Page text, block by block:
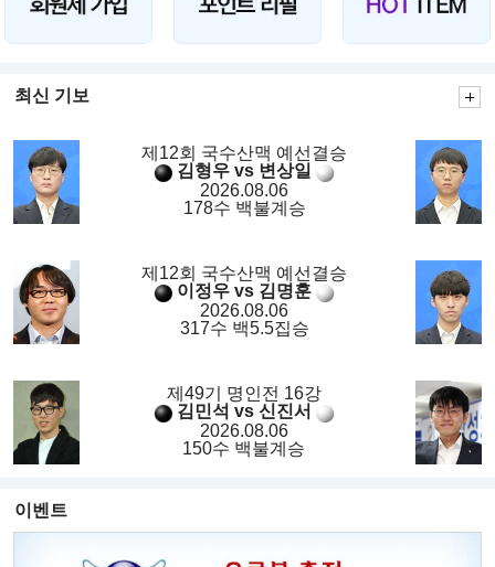
최신 기보
제12회 국수산맥 예선결승
김형우 vs 변상일
2026.08.06
178수 백불계승
제12회 국수산맥 예선결승
이정우 vs 김명훈
2026.08.06
317수 백5.5집승
제49기 명인전 16강
김민석 vs 신진서
2026.08.06
150수 백불계승
이벤트